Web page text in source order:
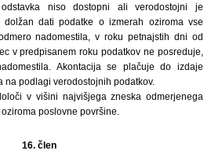
niso dostopni ali verodostojni je
dati podatke o izmerah oziroma vse
nadomestila, v roku petnajstih dni od
v predpisanem roku podatkov ne posreduje,
Akontacija se plačuje do izdaje
podlagi verodostojnih podatkov.
v višini najvišjega zneska odmerjenega
poslovne površine.
16. člen